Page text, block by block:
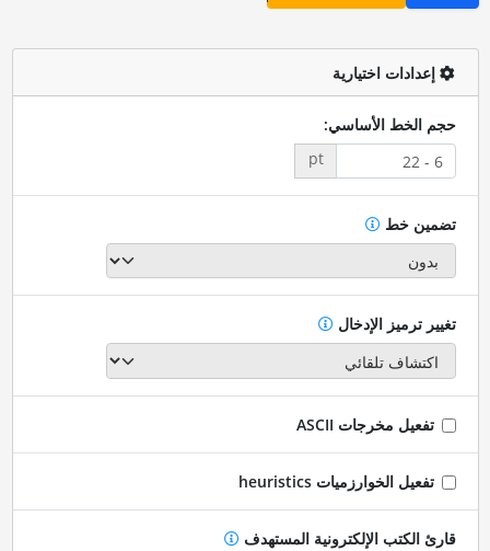
إعدادات اختيارية
حجم الخط الأساسي:
pt
تضمين خط
تغيير ترميز الإدخال
تفعيل مخرجات ASCII
تفعيل الخوارزميات heuristics
قارئ الكتب الإلكترونية المستهدف